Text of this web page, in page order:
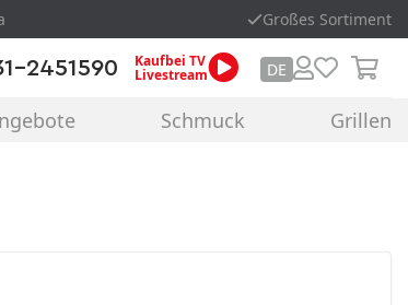
Großes Sortiment
2451590 Kaufbei TV
Livestream DE
Schmuck Grillen